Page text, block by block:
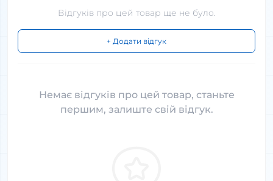
Відгуків про цей товар ще не було.
+ Додати відгук
Немає відгуків про цей товар, станьте
першим, залиште свій відгук.